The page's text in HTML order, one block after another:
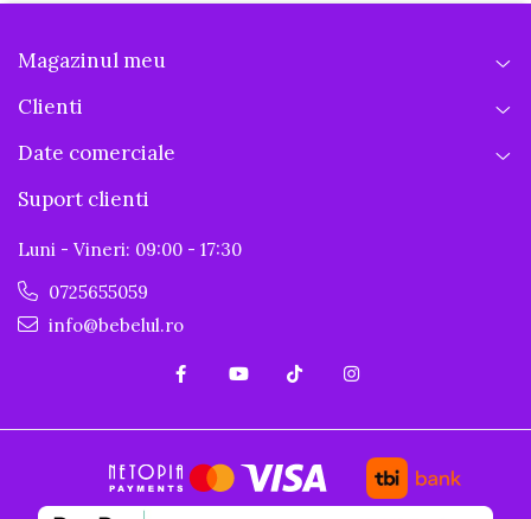
Magazinul meu
Clienti
Date comerciale
Suport clienti
Luni - Vineri: 09:00 - 17:30
0725655059
info@bebelul.ro